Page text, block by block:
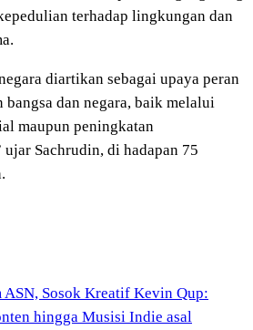
terhadap lingkungan dan
diartikan sebagai upaya peran
dan negara, baik melalui
maupun peningkatan
ujar Sachrudin, di hadapan 75
ASN, Sosok Kreatif Kevin Qup:
hingga Musisi Indie asal